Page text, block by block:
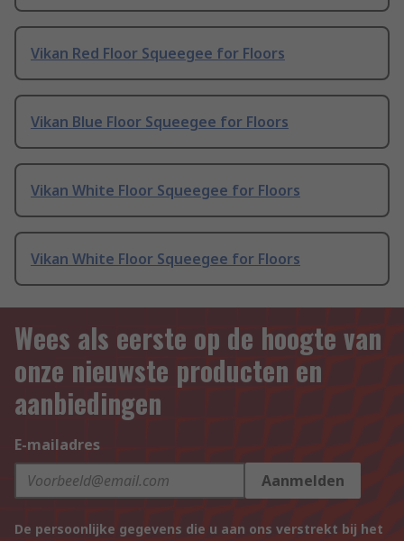
Vikan Red Floor Squeegee for Floors
Vikan Blue Floor Squeegee for Floors
Vikan White Floor Squeegee for Floors
Vikan White Floor Squeegee for Floors
Wees als eerste op de hoogte van
onze nieuwste producten en
aanbiedingen
E-mailadres
Aanmelden
De persoonlijke gegevens die u aan ons verstrekt bij het